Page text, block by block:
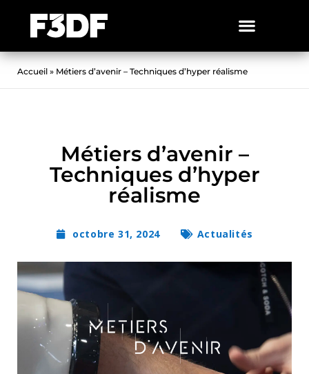
Accueil » Métiers d’avenir – Techniques d’hyper réalisme
Métiers d’avenir –
Techniques d’hyper
réalisme
octobre 31, 2024 Actualités